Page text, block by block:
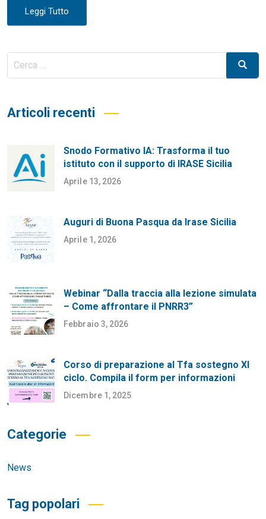
Leggi Tutto
Cerca
per:
Cerca
Articoli recenti
Snodo Formativo IA: Trasforma il tuo
istituto con il supporto di IRASE Sicilia
Aprile 13, 2026
Auguri di Buona Pasqua da Irase Sicilia
Aprile 1, 2026
Webinar “Dalla traccia alla lezione simulata
– Come affrontare il PNRR3”
Febbraio 3, 2026
Corso di preparazione al Tfa sostegno XI
ciclo. Compila il form per informazioni
Dicembre 1, 2025
Categorie
News
Tag popolari